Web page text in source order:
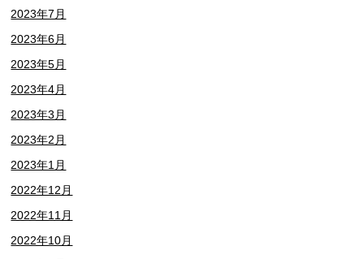
2023年7月
2023年6月
2023年5月
2023年4月
2023年3月
2023年2月
2023年1月
2022年12月
2022年11月
2022年10月